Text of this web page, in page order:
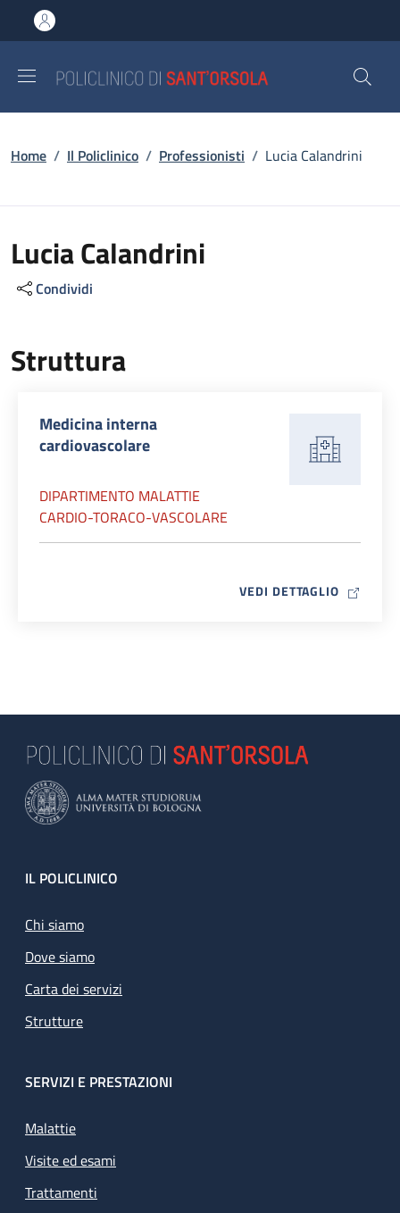
al contenuto principale
to footer content
Briciole di pane
Home / Il Policlinico / Professionisti / Lucia Calandrini
Lucia Calandrini
Condividi
Struttura
Medicina interna
cardiovascolare
DIPARTIMENTO MALATTIE
CARDIO-TORACO-VASCOLARE
VEDI DETTAGLIO MAP ICON
Footer
IL POLICLINICO
Chi siamo
Dove siamo
Carta dei servizi
Strutture
SERVIZI E PRESTAZIONI
Malattie
Visite ed esami
Trattamenti